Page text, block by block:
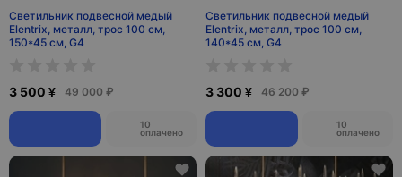
Светильник подвесной медый
Elentrix, металл, трос 100 см,
150*45 см, G4
3 500 ¥ 49 000 ₽
10
оплачено
Светильник подвесной медый
Elentrix, металл, трос 100 см,
140*45 см, G4
3 300 ¥ 46 200 ₽
10
оплачено